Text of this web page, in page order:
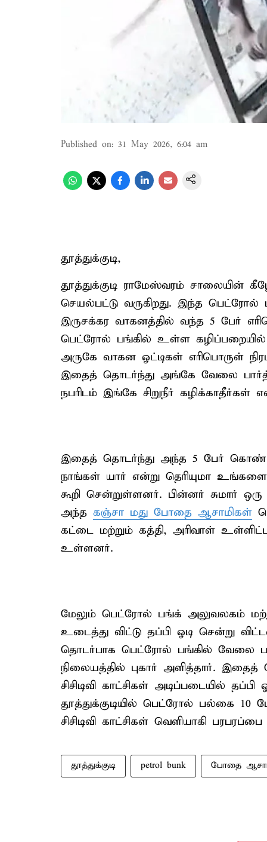
Published on: 31 May 2026, 6:04 am
தூத்துக்குடி,
தூத்துக்குடி ராமேஸ்வரம் சாலையின்
செயல்பட்டு வருகிறது. இந்த
இருசக்கர வாகனத்தில் வந்த 5 பேர்
பெட்ரோல் பங்கில் உள்ள கழிப்பறையில்
அருகே வாகன ஓட்டிகள் எரிபொருள்
இதைத் தொடர்ந்து அங்கே வேலை
நபரிடம் இங்கே சிறுநீர்
இதைத் தொடர்ந்து அந்த 5 பேர் கொண்ட
நாங்கள் யார் என்று தெரியுமா
கூறி சென்றுள்ளனர். பின்னர் சுமார்
அந்த கஞ்சா மது போதை ஆசாமிகள்
கட்டை மற்றும் கத்தி, அரிவாள்
உள்ளனர்.
மேலும் பெட்ரோல் பங்க் அலுவலகம்
உடைத்து விட்டு தப்பி ஓடி சென்று
தொடர்பாக பெட்ரோல் பங்கில் வேலை
நிலையத்தில் புகார் அளித்தார். இதைத்
சிசிடிவி காட்சிகள் அடிப்படையில்
தூத்துக்குடியில் பெட்ரோல் பல்கை 10
சிசிடிவி காட்சிகள் வெளியாகி
தூத்துக்குடி petrol bunk போதை